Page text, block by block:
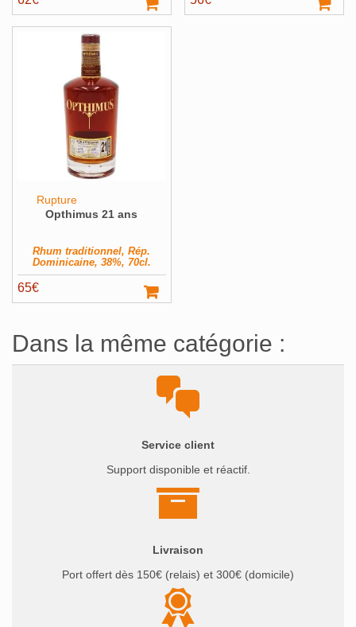
Rupture
Opthimus 21 ans
Rhum traditionnel, Rép.
Dominicaine, 38%, 70cl.
65€
Dans la même catégorie :
Service client
Support disponible et réactif.
Livraison
Port offert dès 150€ (relais) et 300€ (domicile)